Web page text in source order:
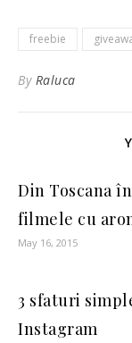
freebie
By Raluca
Din Toscana
filmele cu
May 16, 2015
3 sfaturi
Instagram